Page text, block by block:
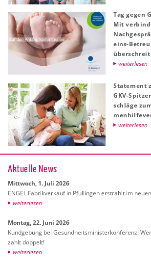
Tag gegen
Mit
eins-
wei­ter­le­sen
State­ment
GKV-
schlä­ge
wei­ter­le­sen
Ak­tu­el­le News
Mitt­woch, 1. Juli 2026
ENGEL Fa­brik­ver­kauf in Pful­lin­gen er­strahlt im
wei­ter­le­sen
Mon­tag, 22. Juni 2026
Kund­ge­bung bei Ge­sund­heits­mi­nis­ter­kon­fe­renz:
zahlt dop­pelt!
wei­ter­le­sen